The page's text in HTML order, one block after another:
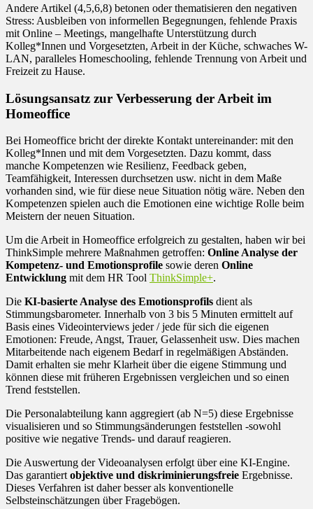
Andere Artikel (4,5,6,8) betonen oder thematisieren den negativen
Stress: Ausbleiben von informellen Begegnungen, fehlende Praxis
mit Online – Meetings, mangelhafte Unterstützung durch
Kolleg*Innen und Vorgesetzten, Arbeit in der Küche, schwaches W-
LAN, paralleles Homeschooling, fehlende Trennung von Arbeit und
Freizeit zu Hause.
Lösungsansatz zur Verbesserung der Arbeit im
Homeoffice
Bei Homeoffice bricht der direkte Kontakt untereinander: mit den
Kolleg*Innen und mit dem Vorgesetzten. Dazu kommt, dass
manche Kompetenzen wie Resilienz, Feedback geben,
Teamfähigkeit, Interessen durchsetzen usw. nicht in dem Maße
vorhanden sind, wie für diese neue Situation nötig wäre. Neben den
Kompetenzen spielen auch die Emotionen eine wichtige Rolle beim
Meistern der neuen Situation.
Um die Arbeit in Homeoffice erfolgreich zu gestalten, haben wir bei
ThinkSimple mehrere Maßnahmen getroffen: Online Analyse der
Kompetenz- und Emotionsprofile sowie deren Online
Entwicklung mit dem HR Tool ThinkSimple+.
Die KI-basierte Analyse des Emotionsprofils dient als
Stimmungsbarometer. Innerhalb von 3 bis 5 Minuten ermittelt auf
Basis eines Videointerviews jeder / jede für sich die eigenen
Emotionen: Freude, Angst, Trauer, Gelassenheit usw. Dies machen
Mitarbeitende nach eigenem Bedarf in regelmäßigen Abständen.
Damit erhalten sie mehr Klarheit über die eigene Stimmung und
können diese mit früheren Ergebnissen vergleichen und so einen
Trend feststellen.
Die Personalabteilung kann aggregiert (ab N=5) diese Ergebnisse
visualisieren und so Stimmungsänderungen feststellen -sowohl
positive wie negative Trends- und darauf reagieren.
Die Auswertung der Videoanalysen erfolgt über eine KI-Engine.
Das garantiertobjektive und diskriminierungsfreie Ergebnisse.
Dieses Verfahren ist daher besser als konventionelle
Selbsteinschätzungen über Fragebögen.